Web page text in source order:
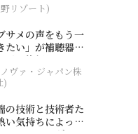
リゾート)
サメの声をもう一
たい」が補聴器チ
ジの後押しに
ヴァ・ジャパン株
)
の技術と技術者た
い気持ちによって